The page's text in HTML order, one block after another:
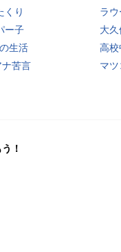
くり
ー子
生活
ナ苦言
ラ
大
高校
マ
！